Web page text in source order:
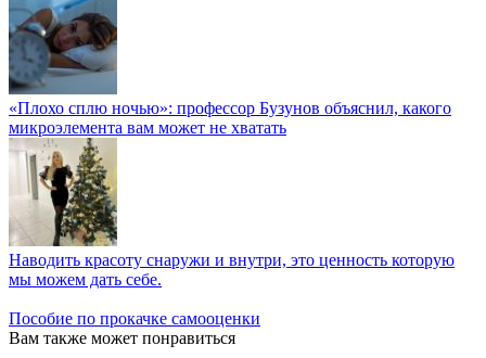
«Плохо сплю ночью»: профессор Бузунов объяснил, какого
микроэлемента вам может не хватать
Наводить красоту снаружи и внутри, это ценность которую
мы можем дать себе.
Пособие по прокачке самооценки
Вам также может понравиться